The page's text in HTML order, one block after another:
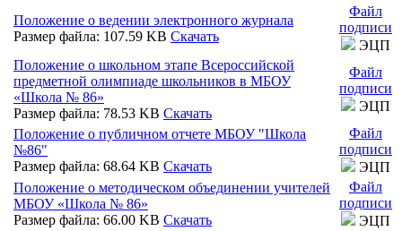
Положение о ведении электронного журнала
Размер файла: 107.59 KB Скачать
Файл
подписи
ЭЦП
Положение о школьном этапе Всероссийской
предметной олимпиаде школьников в МБОУ
«Школа № 86»
Размер файла: 78.53 KB Скачать
Файл
подписи
ЭЦП
Положение о публичном отчете МБОУ "Школа
№86"
Размер файла: 68.64 KB Скачать
Файл
подписи
ЭЦП
Положение о методическом объединении учителей
МБОУ «Школа № 86»
Размер файла: 66.00 KB Скачать
Файл
подписи
ЭЦП